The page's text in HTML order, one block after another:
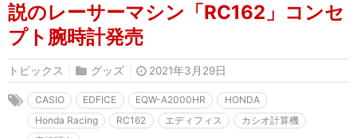
説のレーサーマシン「RC162」コンセ
プト腕時計発売
トピックス グッズ 2021年3月29日
CASIO EDFICE EQW-A2000HR
HONDA
Honda Racing
RC162 エディフィス
カシオ計算機